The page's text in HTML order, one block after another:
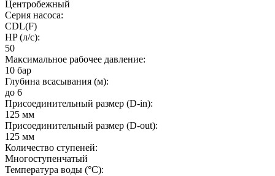
Центробежный
Серия насоса:
CDL(F)
HP (л/с):
50
Максимальное рабочее давление:
10 бар
Глубина всасывания (м):
до 6
Присоединительный размер (D-in):
125 мм
Присоединительный размер (D-out):
125 мм
Количество ступеней:
Многоступенчатый
Температура воды (°C):